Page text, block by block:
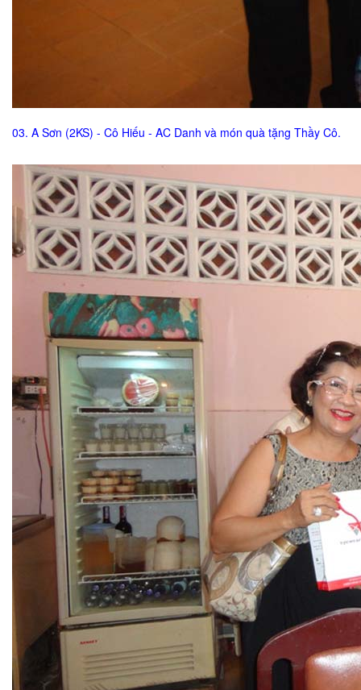
03. A Sơn (2KS) - Cô Hiếu - AC Danh và món quà tặng Thầy Cô.